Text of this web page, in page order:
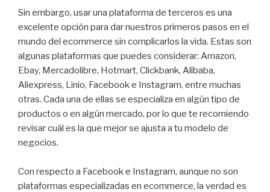
Sin embargo, usar una plataforma de terceros es una
excelente opción para dar nuestros primeros pasos en el
mundo del ecommerce sin complicarlos la vida. Estas son
algunas plataformas que puedes considerar: Amazon,
Ebay, Mercadolibre, Hotmart, Clickbank, Alibaba,
Aliexpress, Linio, Facebook e Instagram, entre muchas
otras. Cada una de ellas se especializa en algún tipo de
productos o en algún mercado, por lo que te recomiendo
revisar cuál es la que mejor se ajusta a tu modelo de
negocios.
Con respecto a Facebook e Instagram, aunque no son
plataformas especializadas en ecommerce, la verdad es